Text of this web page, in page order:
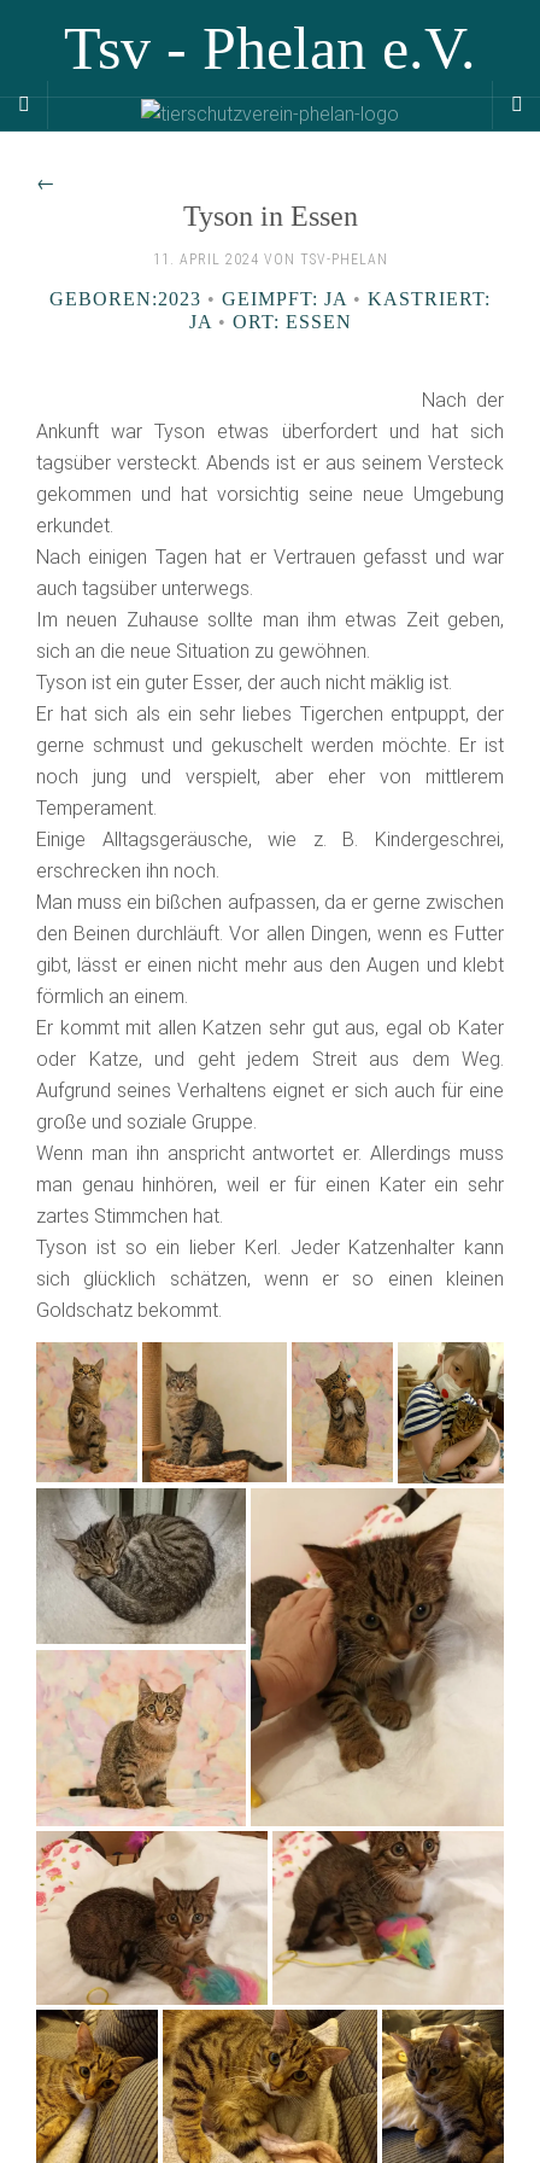
Tsv - Phelan e.V.
←
Tyson in Essen
11. APRIL 2024 VON TSV-PHELAN
GEBOREN:2023 • GEIMPFT: JA • KASTRIERT:
JA • ORT: ESSEN
Nach der
Ankunft war Tyson etwas überfordert und hat sich
tagsüber versteckt. Abends ist er aus seinem Versteck
gekommen und hat vorsichtig seine neue Umgebung
erkundet.
Nach einigen Tagen hat er Vertrauen gefasst und war
auch tagsüber unterwegs.
Im neuen Zuhause sollte man ihm etwas Zeit geben,
sich an die neue Situation zu gewöhnen.
Tyson ist ein guter Esser, der auch nicht mäklig ist.
Er hat sich als ein sehr liebes Tigerchen entpuppt, der
gerne schmust und gekuschelt werden möchte. Er ist
noch jung und verspielt, aber eher von mittlerem
Temperament.
Einige Alltagsgeräusche, wie z. B. Kindergeschrei,
erschrecken ihn noch.
Man muss ein bißchen aufpassen, da er gerne zwischen
den Beinen durchläuft. Vor allen Dingen, wenn es Futter
gibt, lässt er einen nicht mehr aus den Augen und klebt
förmlich an einem.
Er kommt mit allen Katzen sehr gut aus, egal ob Kater
oder Katze, und geht jedem Streit aus dem Weg.
Aufgrund seines Verhaltens eignet er sich auch für eine
große und soziale Gruppe.
Wenn man ihn anspricht antwortet er. Allerdings muss
man genau hinhören, weil er für einen Kater ein sehr
zartes Stimmchen hat.
Tyson ist so ein lieber Kerl. Jeder Katzenhalter kann
sich glücklich schätzen, wenn er so einen kleinen
Goldschatz bekommt.